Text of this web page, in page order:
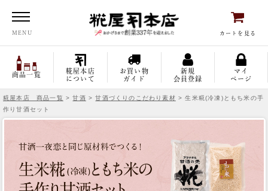
MENU カートを見る
商品一覧
糀屋本店
について
お買い物
ガイド
新規
会員登録
マイ
ページ
糀屋本店 商品一覧 >甘酒 >甘酒づくりのこだわり素材 > 生米糀(冷凍)ともち米の手
作り甘酒セット